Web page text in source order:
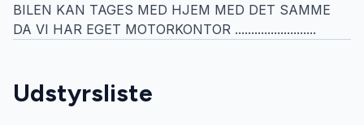
BILEN KAN TAGES MED HJEM MED DET SAMME
DA VI HAR EGET MOTORKONTOR .........................
Udstyrsliste